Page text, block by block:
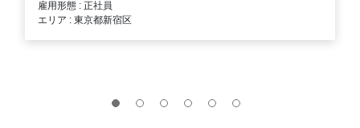
雇用形態 : 正社員
エリア : 東京都新宿区